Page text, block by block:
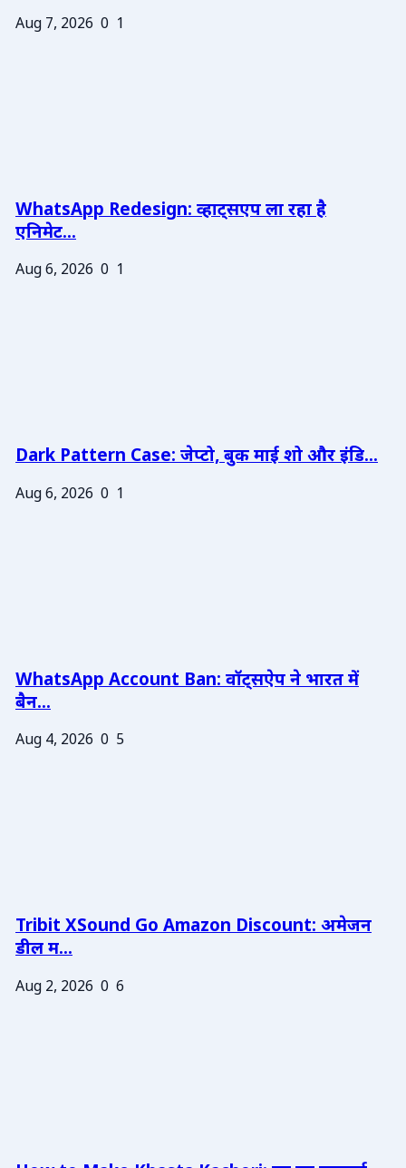
Aug 7, 2026 0 1
WhatsApp Redesign: व्हाट्सएप ला रहा है
एनिमेट...
Aug 6, 2026 0 1
Dark Pattern Case: जेप्टो, बुक माई शो और इंडि...
Aug 6, 2026 0 1
WhatsApp Account Ban: वॉट्सऐप ने भारत में
बैन...
Aug 4, 2026 0 5
Tribit XSound Go Amazon Discount: अमेजन
डील म...
Aug 2, 2026 0 6